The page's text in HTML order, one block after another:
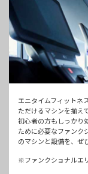
エニタイムフィットネ
ただけるマシンを揃え
初心者の方もしっかり
ために必要なファンク
のマシンと設備を、ぜ
※ファンクショナルエ